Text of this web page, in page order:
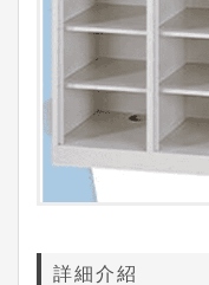
詳細介紹